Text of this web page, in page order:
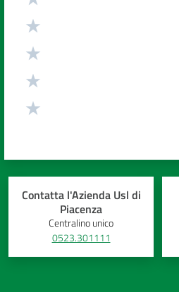
Contatta l'Azienda Usl di
Piacenza
Centralino unico
0523.301111